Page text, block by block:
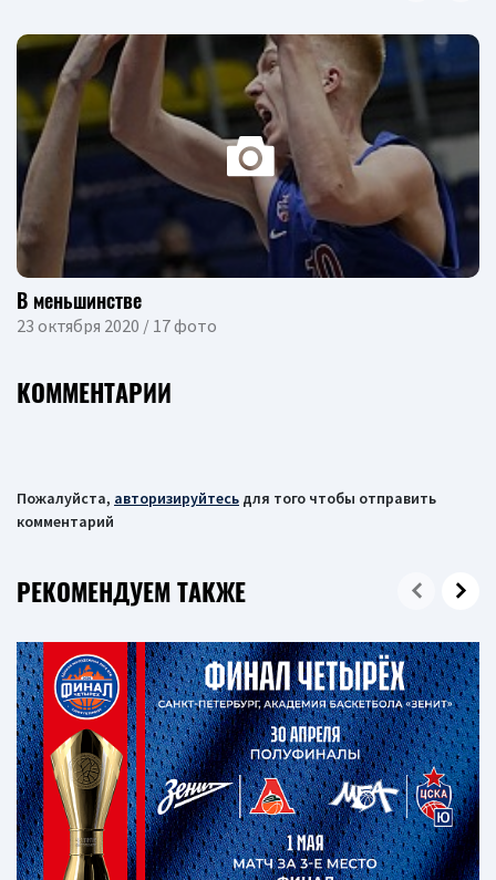
В меньшинстве
23 октября 2020 / 17 фото
КОММЕНТАРИИ
Пожалуйста, авторизируйтесь для того чтобы отправить
комментарий
РЕКОМЕНДУЕМ ТАКЖЕ